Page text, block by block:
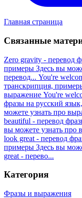
Главная страница
Связанные
Zero gravity - перевод
примеры Здесь вы
перевод... You're
транскрипция,
выражение You're
фразы на русский
можете узнать про
beautiful - перевод
вы можете узнать про
look great - перевод
примеры Здесь вы
great - перево...
Категория
Фразы и выражения